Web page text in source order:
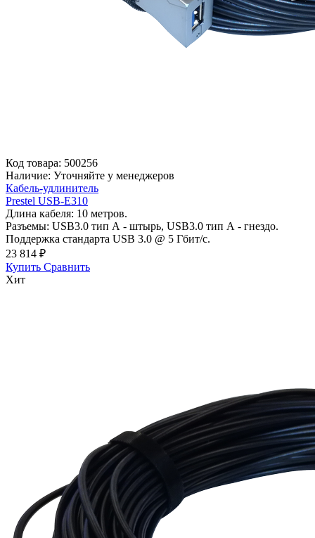
Код товара: 500256
Наличие: Уточняйте у менеджеров
Кабель-удлинитель
Prestel USB-E310
Длина кабеля: 10 метров.
Разъемы: USB3.0 тип А - штырь, USB3.0 тип А - гнездо.
Поддержка стандарта USB 3.0 @ 5 Гбит/с.
23 814 ₽
Купить Сравнить
Хит